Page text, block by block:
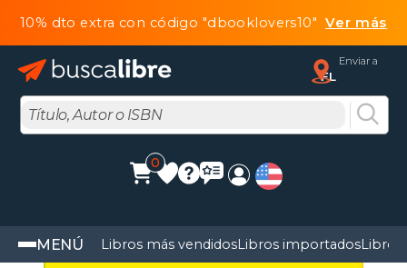
10% dto extra con código "dbooklovers10"Ver más
Enviar a
FL
0
MENÚ Libros más vendidosLibros importadosLibros